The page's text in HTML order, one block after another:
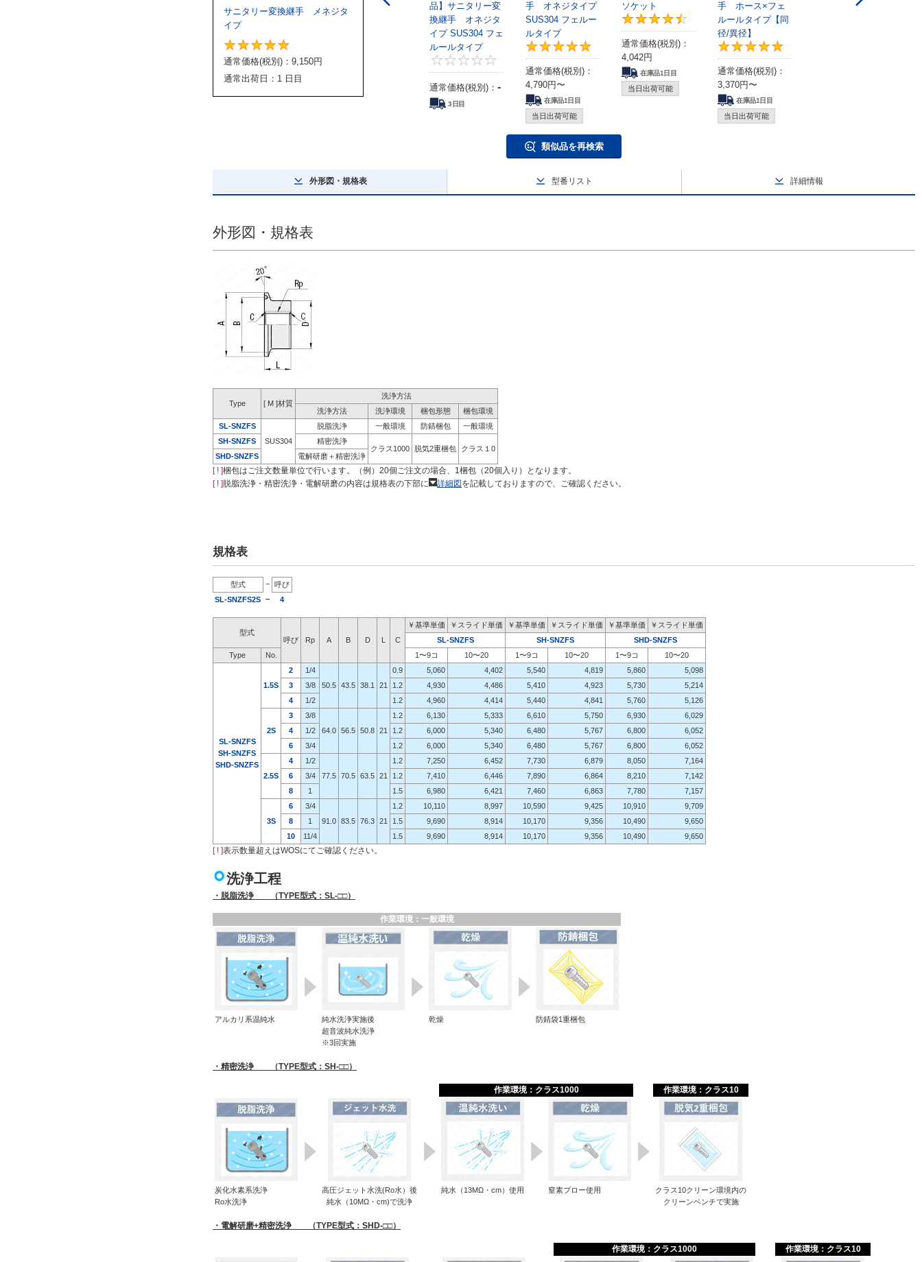
サニタリー変換継手 メネジタ
イプ
通常価格(税別)： 9,150円
通常出荷日：1 日目
品】サニタリー変
換継手 オネジタ
イプ SUS304 フェ
ルールタイプ
0
通常価格(税別)： -
3日目
手 オネジタイプ
SUS304 フェルー
ルタイプ
5
通常価格(税別)：
4,790円〜
在庫品1日目
当日出荷可能
ソケット
4.5
通常価格(税別)：
4,042円
在庫品1日目
当日出荷可能
手 ホース×フェ
ルールタイプ【同
径/異径】
通常価格(税別)：
3,370円〜
在庫品1日目
当日出荷可能
類似品を再検索
外形図・規格表 型番リスト 詳細情報
外形図・規格表
Type [ M ]材質
洗浄方法
洗浄方法
洗浄環境 梱包形態
梱包環境
SL-SNZFS
SUS304
脱脂洗浄 一般環境 防錆梱包
一般環境
SH-SNZFS
精密洗浄
クラス1000
脱気2重梱包
クラス１0
SHD-SNZFS
電解研磨＋精密洗浄
[ ! ]梱包はご注文数量単位で行います。（例）20個ご注文の場合、1梱包（20個入り）となります。
[ ! ] 脱脂洗浄・精密洗浄・電解研磨の内容は規格表の下部に 詳細図 を記載しておりますので、ご確認ください。
規格表
型式 −
呼び
SL-SNZFS2S − 4
型式
呼び
Rp A B D C
￥基準単価 ￥スライド単価 ￥基準単価 ￥スライド単価 ￥基準単価
￥スライド単価
SL-SNZFS
SH-SNZFS
SHD-SNZFS
Type
No. 1〜9コ 10〜20 1〜9コ 10〜20 1〜9コ 10〜20
SL-SNZFS
SH-SNZFS
SHD-SNZFS
1.5S
2
1/4
50.5 43.5 38.1 21
0.9 5,060 4,402 5,540 4,819 5,860
5,098
3
3/8 1.2 4,930 4,486 5,410 4,923 5,730
5,214
4
1/2 1.2 4,960 4,414 5,440 4,841 5,760 5,126
2S
3
3/8
64.0 56.5 50.8 21
1.2 6,130 5,333 6,610 5,750 6,930
6,029
4
1/2 1.2 6,000 5,340 6,480 5,767 6,800
6,052
6
3/4 1.2 6,000 5,340 6,480 5,767 6,800 6,052
2.5S
4
1/2
77.5 70.5 63.5 21
1.2 7,250 6,452 7,730 6,879 8,050
7,164
6
3/4 1.2 7,410 6,446 7,890 6,864 8,210
7,142
8
1 1.5 6,980 6,421 7,460 6,863 7,780 7,157
3S
6
3/4
91.0 83.5 76.3 21
1.2 10,110 8,997 10,590 9,425 10,910
9,709
8
1 1.5 9,690 8,914 10,170 9,356 10,490
9,650
10
11/4 1.5 9,690 8,914 10,170 9,356 10,490 9,650
[ ! ]表示数量超えはWOSにてご確認ください。
洗浄工程
・脱脂洗浄 （TYPE型式：SL-□□）
作業環境：一般環境
アルカリ系温純水
純水洗浄実施後
超音波純水洗浄
※3回実施
乾燥 防錆袋1重梱包
・精密洗浄 （TYPE型式：SH-□□）
作業環境：クラス1000 作業環境：クラス10
炭化水素系洗浄
Ro水洗浄
高圧ジェット水洗(Ro水）後
純水（10MΩ・cm)で洗浄
純水（13MΩ・cm）使用 窒素ブロー使用
クラス10クリーン環境内の
クリーンベンチで実施
・電解研磨+精密洗浄 （TYPE型式：SHD-□□）
作業環境：クラス1000 作業環境：クラス10